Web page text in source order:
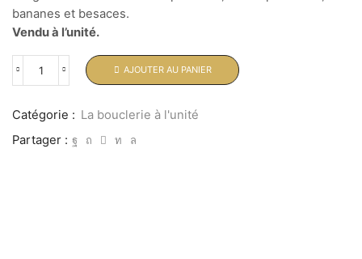
bananes et besaces.
Vendu à l’unité.
AJOUTER AU PANIER
Catégorie : La bouclerie à l'unité
Partager :